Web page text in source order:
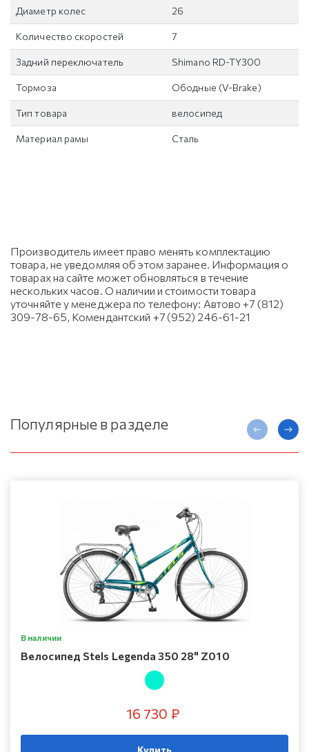
Диаметр колес 26
Количество скоростей 7
Задний переключатель Shimano RD-TY300
Тормоза Ободные (V-Brake)
Тип товара велосипед
Материал рамы Сталь
Производитель имеет право менять комплектацию
товара, не уведомляя об этом заранее. Информация о
товарах на сайте может обновляться в течение
нескольких часов. О наличии и стоимости товара
уточняйте у менеджера по телефону: Автово +7 (812)
309-78-65, Комендантский +7 (952) 246-61-21
Популярные в разделе
В наличии
Велосипед Stels Legenda 350 28" Z010
16 730 ₽